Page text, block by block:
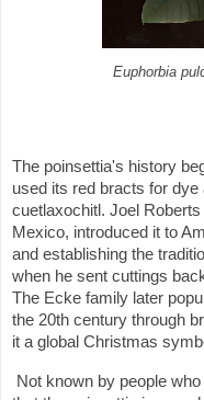
Euphorbia
The poinsettia's history
used its red bracts for
cuetlaxochitl. Joel
Mexico, introduced it to
and establishing the
when he sent cuttings
The Ecke family later
the 20th century through
it a global Christmas
Not known by people